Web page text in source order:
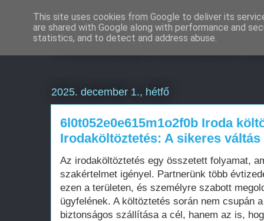
Weboldal készítés
2025. december 1., hétfő
6l0t052e0e615m1o2f0b Iroda
Irodaköltöztetés: A sikeres
Az irodaköltöztetés egy összetett folyamat,
szakértelmet igényel. Partnerünk több
ezen a területen, és személyre szabott
ügyfelének. A költöztetés során nem csupán
biztonságos szállítása a cél, hanem az is,
This site uses cookies from Google to deliver its
are shared with Google along with performance and
statistics, and to detect and address abuse.